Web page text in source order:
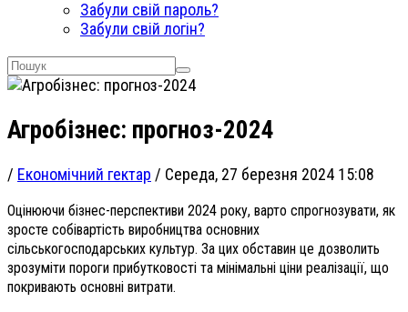
Забули свій пароль?
Забули свій логін?
Агробізнес: прогноз-2024
/ Економічний гектар / Середа, 27 березня 2024 15:08
Оцінюючи бізнес-перспективи 2024 року, варто спрогнозувати, як
зросте собівартість виробництва основних
сільськогосподарських культур. За цих обставин це дозволить
зрозуміти пороги прибутковості та мінімальні ціни реалізації, що
покривають основні витрати.